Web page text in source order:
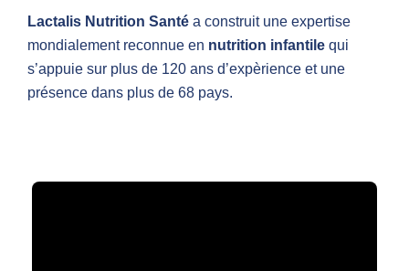
Lactalis Nutrition Santé a construit une expertise
mondialement reconnue en nutrition infantile qui
s’appuie sur plus de 120 ans d’expèrience et une
présence dans plus de 68 pays.